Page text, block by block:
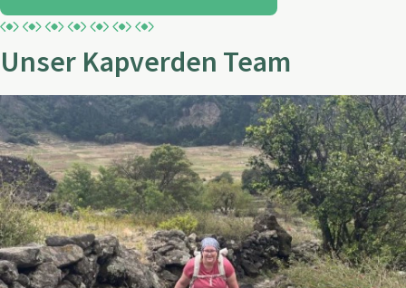
Unser Kapverden Team